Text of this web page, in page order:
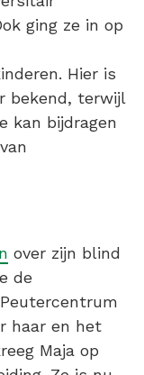
ging ze in op
Hier is
bekend, terwijl
kan bijdragen
over zijn blind
de
haar en het
Maja op